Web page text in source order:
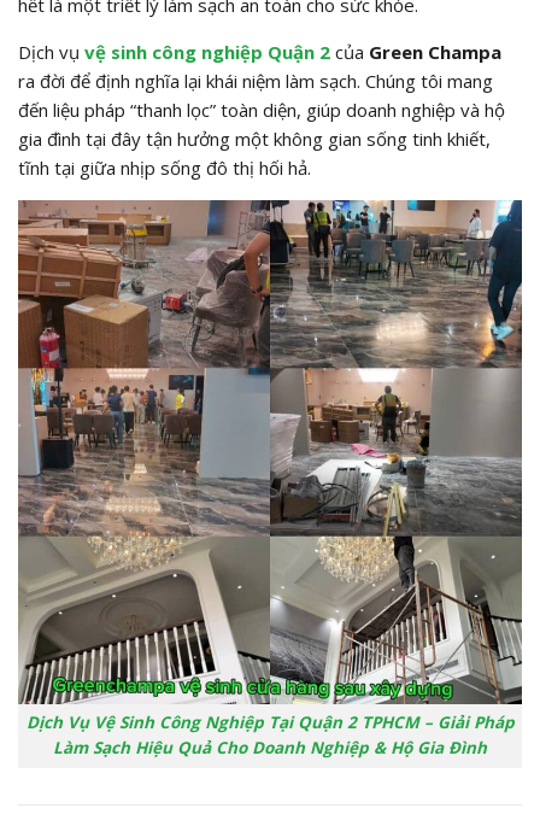
Dịch vụ vệ sinh công nghiệp Quận 2 của Green Champa
ra đời để định nghĩa lại khái niệm làm sạch. Chúng tôi mang
đến liệu pháp “thanh lọc” toàn diện, giúp doanh nghiệp và hộ
gia đình tại đây tận hưởng một không gian sống tinh khiết,
tĩnh tại giữa nhịp sống đô thị hối hả.
Dịch Vụ Vệ Sinh Công Nghiệp Tại Quận 2 TPHCM – Giải Pháp
Làm Sạch Hiệu Quả Cho Doanh Nghiệp & Hộ Gia Đình